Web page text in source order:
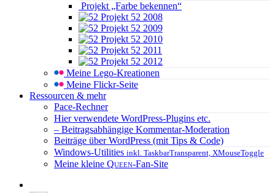
Projekt „Farbe bekennen“
Projekt 52 2008
Projekt 52 2009
Projekt 52 2010
Projekt 52 2011
Projekt 52 2012
Meine Lego-Kreationen
Meine Flickr-Seite
Ressourcen & mehr
Pace-Rechner
Hier verwendete WordPress-Plugins etc.
– Beitragsabhängige Kommentar-Moderation
Beiträge über WordPress (mit Tips & Code)
Windows-Utilities inkl. TaskbarTransparent, XMouseToggle
Meine kleine Queen-Fan-Site